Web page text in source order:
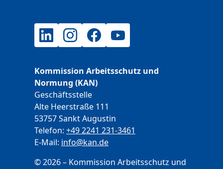
LinkedInInstagramFacebookYouTube
Kommission Arbeitsschutz und
Normung (KAN)
Geschäftsstelle
Alte Heerstraße 111
53757 Sankt Augustin
Telefon: +49 2241 231-3461
E-Mail: E-Mail
info@kan.de
© 2026 – Kommission Arbeitsschutz und